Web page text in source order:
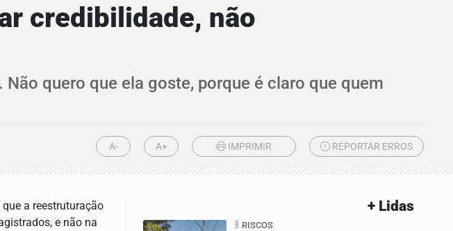
credibilidade, não
quero que ela goste, porque é claro que quem
A- A+ IMPRIMIR REPORTAR ERROS
a reestruturação
e não na
+ Lidas
RISCOS